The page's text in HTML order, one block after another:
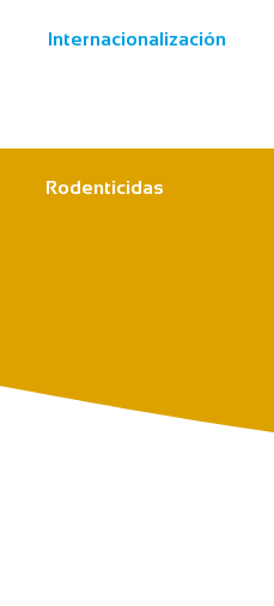
Internacionalización
Rodenticidas